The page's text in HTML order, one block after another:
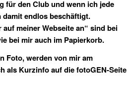
für den Club und wenn ich jede
endlos beschäftigt.
meiner Webseite an“ sind bei
bei mir auch im Papierkorb.
Foto, werden von mir am
als Kurzinfo auf die fotoGEN-Seite